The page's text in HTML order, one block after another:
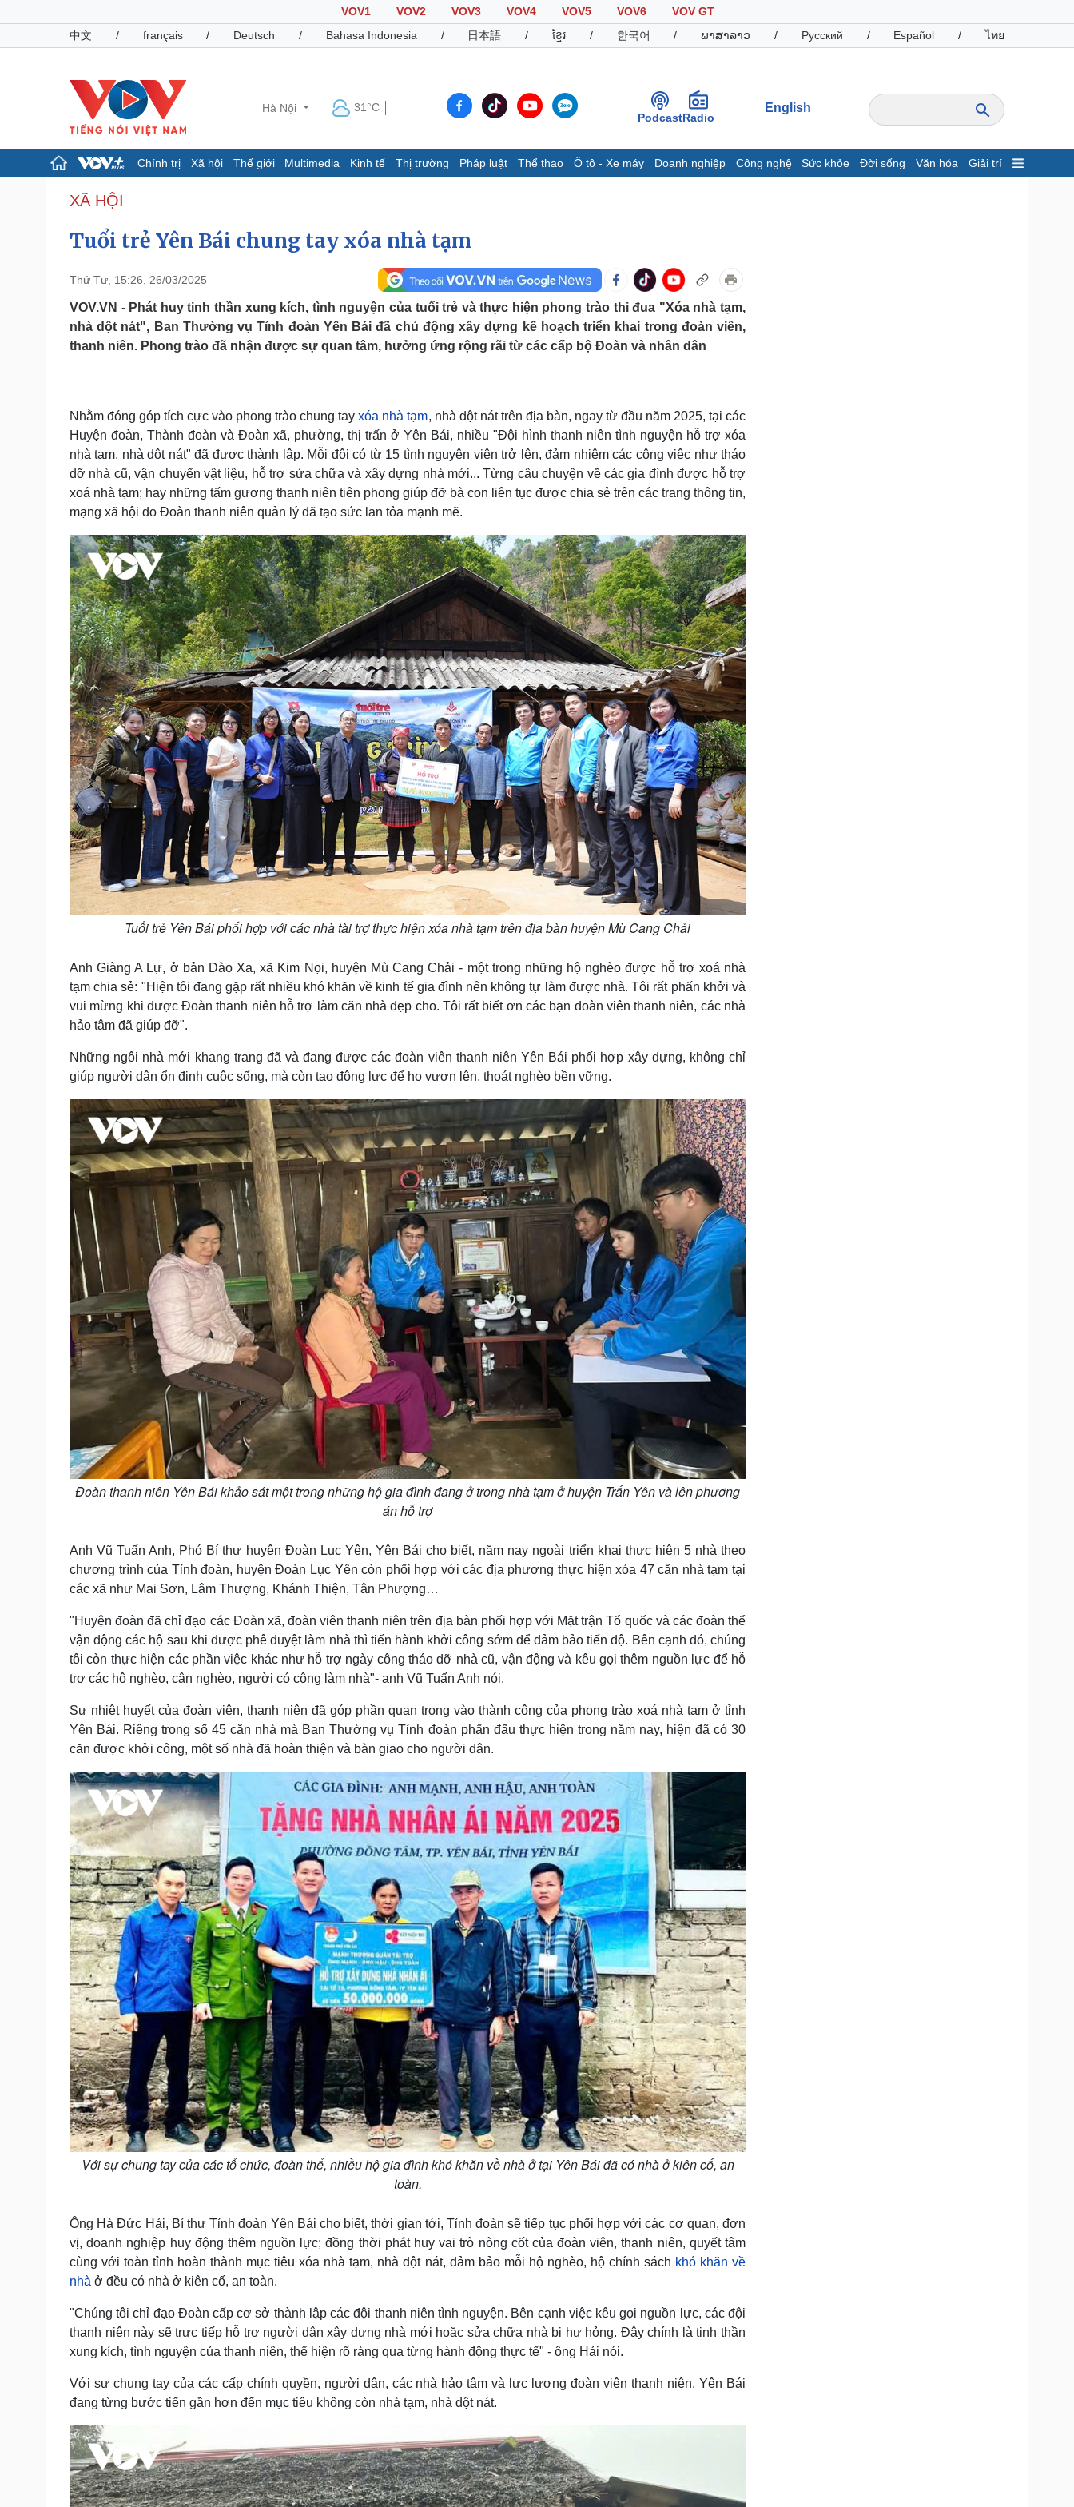
VOV1 VOV2 VOV3 VOV4 VOV5 VOV6
VOV GT
中文
/ français / Deutsch / Bahasa Indonesia / 日本語 / ខ្មែរ / 한국어 / ພາສາລາວ / Русский / Español / ไทย
Hà Nội 31°C
PodcastRadio
English
Chính trị Xã hội Thế giới Multimedia Kinh tế Thị trường Pháp luật Thể thao Ô tô - Xe máy Doanh nghiệp Công nghệ Sức khỏe Đời sống Văn hóa Giải trí
Chính trị
Tổ chức nhân sự
Quốc hội
Dự báo thời tiết
Giáo dục
Cuộc sống đó đây
Hồ sơ
Infographic
Pháp luật
Vụ án
Quân sự - Quốc phòng
Vũ khí
Thể thao
Bóng đá
Hậu trường
Ô tô - Xe máy
Ô tô
Doanh nghiệp
Sức khỏe
Dinh dưỡng - món ngon
Sản phụ khoa
Nhi khoa
Nam khoa
Làm đẹp - giảm cân
Phòng mạch online
Ăn sạch sống khỏe
Nhà đẹp
Blog
Tình yêu - Gia đình
Sân khấu - Điện ảnh
Văn học
Âm nhạc
Di sản
Nghệ sĩ
Thời trang
Sao Việt
Du lịch
Tư vấn
Săn Tour
check-in
Cải chính
XÃ HỘI
Tuổi trẻ Yên Bái chung tay xóa nhà tạm
Thứ Tư, 15:26, 26/03/2025
VOV.VN - Phát huy tinh thần xung kích, tình nguyện của tuổi trẻ và thực hiện phong trào thi đua "Xóa nhà tạm,
nhà dột nát", Ban Thường vụ Tỉnh đoàn Yên Bái đã chủ động xây dựng kế hoạch triển khai trong đoàn viên,
thanh niên. Phong trào đã nhận được sự quan tâm, hưởng ứng rộng rãi từ các cấp bộ Đoàn và nhân dân
Nhằm đóng góp tích cực vào phong trào chung tayxóa nhà tạm, nhà dột nát trên địa bàn, ngay từ đầu năm 2025, tại các
Huyện đoàn, Thành đoàn và Đoàn xã, phường, thị trấn ở Yên Bái, nhiều "Đội hình thanh niên tình nguyện hỗ trợ xóa
nhà tạm, nhà dột nát" đã được thành lập. Mỗi đội có từ 15 tình nguyện viên trở lên, đảm nhiệm các công việc như tháo
dỡ nhà cũ, vận chuyển vật liệu, hỗ trợ sửa chữa và xây dựng nhà mới... Từng câu chuyện về các gia đình được hỗ trợ
xoá nhà tạm; hay những tấm gương thanh niên tiên phong giúp đỡ bà con liên tục được chia sẻ trên các trang thông tin,
mạng xã hội do Đoàn thanh niên quản lý đã tạo sức lan tỏa mạnh mẽ.
Tuổi trẻ Yên Bái phối hợp với các nhà tài trợ thực hiện xóa nhà tạm trên địa bàn huyện Mù Cang Chải
Anh Giàng A Lự, ở bản Dào Xa, xã Kim Nọi, huyện Mù Cang Chải - một trong những hộ nghèo được hỗ trợ xoá nhà
tạm chia sẻ: "Hiện tôi đang gặp rất nhiều khó khăn về kinh tế gia đình nên không tự làm được nhà. Tôi rất phấn khởi và
vui mừng khi được Đoàn thanh niên hỗ trợ làm căn nhà đẹp cho. Tôi rất biết ơn các bạn đoàn viên thanh niên, các nhà
hảo tâm đã giúp đỡ".
Những ngôi nhà mới khang trang đã và đang được các đoàn viên thanh niên Yên Bái phối hợp xây dựng, không chỉ
giúp người dân ổn định cuộc sống, mà còn tạo động lực để họ vươn lên, thoát nghèo bền vững.
Đoàn thanh niên Yên Bái khảo sát một trong những hộ gia đình đang ở trong nhà tạm ở huyện Trấn Yên và lên phương
án hỗ trợ
Anh Vũ Tuấn Anh, Phó Bí thư huyện Đoàn Lục Yên, Yên Bái cho biết, năm nay ngoài triển khai thực hiện 5 nhà theo
chương trình của Tỉnh đoàn, huyện Đoàn Lục Yên còn phối hợp với các địa phương thực hiện xóa 47 căn nhà tạm tại
các xã như Mai Sơn, Lâm Thượng, Khánh Thiện, Tân Phượng…
"Huyện đoàn đã chỉ đạo các Đoàn xã, đoàn viên thanh niên trên địa bàn phối hợp với Mặt trận Tổ quốc và các đoàn thể
vận động các hộ sau khi được phê duyệt làm nhà thì tiến hành khởi công sớm để đảm bảo tiến độ. Bên cạnh đó, chúng
tôi còn thực hiện các phần việc khác như hỗ trợ ngày công tháo dỡ nhà cũ, vận động và kêu gọi thêm nguồn lực để hỗ
trợ các hộ nghèo, cận nghèo, người có công làm nhà"- anh Vũ Tuấn Anh nói.
Sự nhiệt huyết của đoàn viên, thanh niên đã góp phần quan trọng vào thành công của phong trào xoá nhà tạm ở tỉnh
Yên Bái. Riêng trong số 45 căn nhà mà Ban Thường vụ Tỉnh đoàn phấn đấu thực hiện trong năm nay, hiện đã có 30
căn được khởi công, một số nhà đã hoàn thiện và bàn giao cho người dân.
Với sự chung tay của các tổ chức, đoàn thể, nhiều hộ gia đình khó khăn về nhà ở tại Yên Bái đã có nhà ở kiên cố, an
toàn.
Ông Hà Đức Hải, Bí thư Tỉnh đoàn Yên Bái cho biết, thời gian tới, Tỉnh đoàn sẽ tiếp tục phối hợp với các cơ quan, đơn
vị, doanh nghiệp huy động thêm nguồn lực; đồng thời phát huy vai trò nòng cốt của đoàn viên, thanh niên, quyết tâm
cùng với toàn tỉnh hoàn thành mục tiêu xóa nhà tạm, nhà dột nát, đảm bảo mỗi hộ nghèo, hộ chính sách khó khăn về
nhà ở đều có nhà ở kiên cố, an toàn.
"Chúng tôi chỉ đạo Đoàn cấp cơ sở thành lập các đội thanh niên tình nguyện. Bên cạnh việc kêu gọi nguồn lực, các đội
thanh niên này sẽ trực tiếp hỗ trợ người dân xây dựng nhà mới hoặc sửa chữa nhà bị hư hỏng. Đây chính là tinh thần
xung kích, tình nguyện của thanh niên, thể hiện rõ ràng qua từng hành động thực tế" - ông Hải nói.
Với sự chung tay của các cấp chính quyền, người dân, các nhà hảo tâm và lực lượng đoàn viên thanh niên, Yên Bái
đang từng bước tiến gần hơn đến mục tiêu không còn nhà tạm, nhà dột nát.